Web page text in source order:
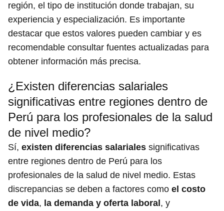
región, el tipo de institución donde trabajan, su
experiencia y especialización. Es importante
destacar que estos valores pueden cambiar y es
recomendable consultar fuentes actualizadas para
obtener información más precisa.
¿Existen diferencias salariales
significativas entre regiones dentro de
Perú para los profesionales de la salud
de nivel medio?
Sí, existen diferencias salariales significativas
entre regiones dentro de Perú para los
profesionales de la salud de nivel medio. Estas
discrepancias se deben a factores como el costo
de vida, la demanda y oferta laboral , y